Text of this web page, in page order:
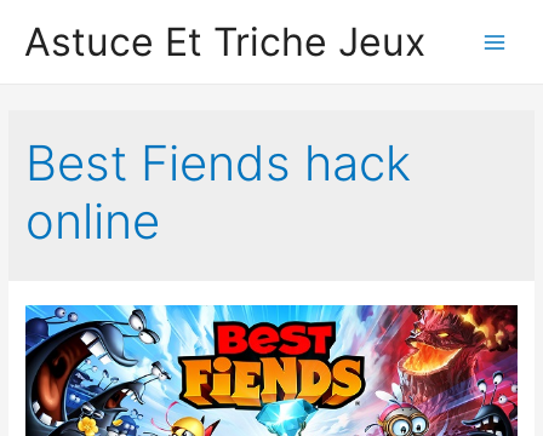
Astuce Et Triche Jeux
Best Fiends hack
online